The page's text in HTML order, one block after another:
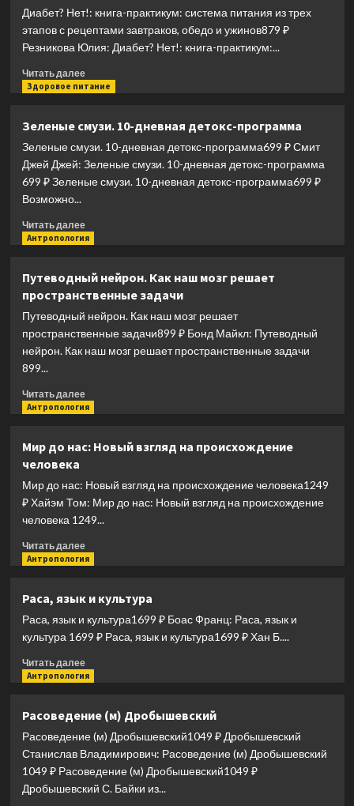
вашего
Ягоды
и
от
старости
болезней
Диабет? Нет!: книга-практикум: система питания из трех
этапов с рецептами завтраков, обедо и ужинов879 ₽
Резникова Юлия: Диабет? Нет!: книга-практикум:...
Читать далееПрочитать
больше
Нет!:
книга-
практикум:
питания
трех
этапов
завтраков,
обедо
и
ужинов
Здоровое питание
Зеленые смузи. 10-дневная детокс-программа
Зеленые смузи. 10-дневная детокс-программа699 ₽ Смит
Джей Джей: Зеленые смузи. 10-дневная детокс-программа
699 ₽ Зеленые смузи. 10-дневная детокс-программа699 ₽
Возможно...
Читать далееПрочитать
больше
смузи.
10-
дневная
программа
Антропология
Путеводный нейрон. Как наш мозг решает
пространственные задачи
Путеводный нейрон. Как наш мозг решает
пространственные задачи899 ₽ Бонд Майкл: Путеводный
нейрон. Как наш мозг решает пространственные задачи
899...
Читать далееПрочитать
больше
нейрон.
наш
мозг
решает
пространственные
задачи
Антропология
Мир до нас: Новый взгляд на происхождение
человека
Мир до нас: Новый взгляд на происхождение человека1249
₽ Хайэм Том: Мир до нас: Новый взгляд на происхождение
человека 1249...
Читать далееПрочитать
больше
до
нас:
Новый
на
происхождение
Антропология
Раса, язык и культура
Раса, язык и культура1699 ₽ Боас Франц: Раса, язык и
культура 1699 ₽ Раса, язык и культура1699 ₽ Хан Б....
Читать далееПрочитать
больше
язык
и
культура
Антропология
Расоведение (м) Дробышевский
Расоведение (м) Дробышевский1049 ₽ Дробышевский
Станислав Владимирович: Расоведение (м) Дробышевский
1049 ₽ Расоведение (м) Дробышевский1049 ₽
Дробышевский С. Байки из...